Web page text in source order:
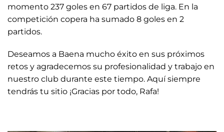
momento 237 goles en 67 partidos de liga. En la
competición copera ha sumado 8 goles en 2
partidos.
Deseamos a Baena mucho éxito en sus próximos
retos y agradecemos su profesionalidad y trabajo en
nuestro club durante este tiempo. Aquí siempre
tendrás tu sitio ¡Gracias por todo, Rafa!